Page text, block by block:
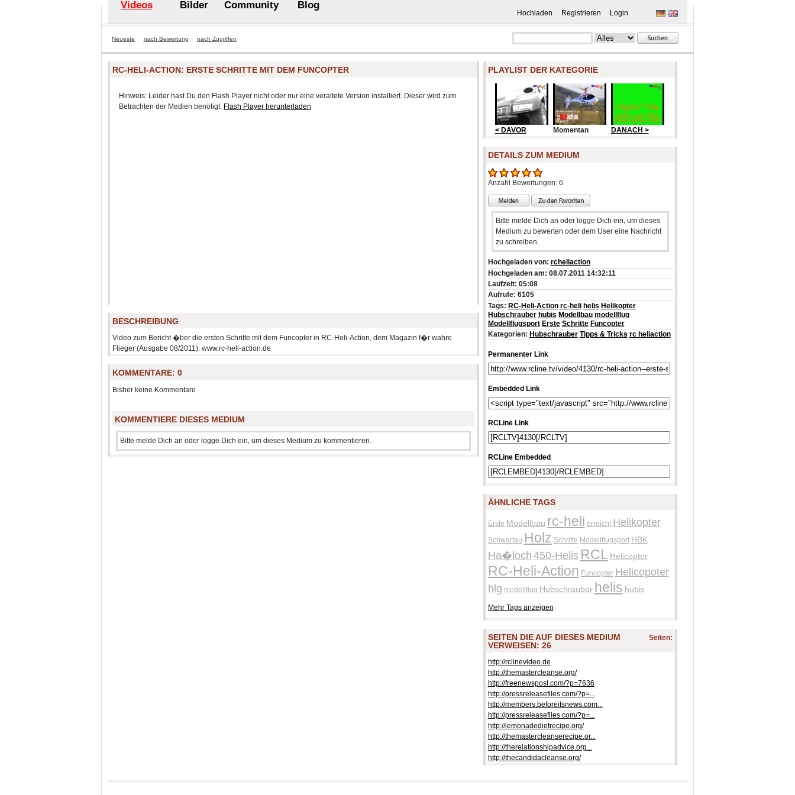
Hochladen Registrieren Login
Videos Bilder Community Blog
Neueste nach Bewertung nach Zugriffen
RC-HELI-ACTION: ERSTE SCHRITTE MIT DEM FUNCOPTER
Hinweis: Leider hast Du den Flash Player nicht oder nur eine veraltete Version installiert. Dieser wird zum
Betrachten der Medien benötigt. Flash Player herunterladen
BESCHREIBUNG
Video zum Bericht �ber die ersten Schritte mit dem Funcopter in RC-Heli-Action, dem Magazin f�r wahre
Flieger (Ausgabe 08/2011). www.rc-heli-action.de
KOMMENTARE:0
Bisher keine Kommentare
KOMMENTIERE DIESES MEDIUM
Bitte melde Dich an oder logge Dich ein, um dieses Medium zu kommentieren.
PLAYLIST DER KATEGORIE
< DAVOR Momentan DANACH >
DETAILS ZUM MEDIUM
Anzahl Bewertungen: 6
Bitte melde Dich an oder logge Dich ein, um dieses
Medium zu bewerten oder dem User eine Nachricht
zu schreiben.
Hochgeladen von: rcheliaction
Hochgeladen am: 08.07.2011 14:32:11
Laufzeit: 05:08
Aufrufe: 6105
Tags: RC-Heli-Action rc-heli helis Helikopter
Hubschrauber hubis Modellbau modellflug
Modellflugsport Erste Schritte Funcopter
Kategorien: Hubschrauber Tipps & Tricks rc heliaction
Permanenter Link
Embedded Link
RCLine Link
RCLine Embedded
ÄHNLICHE TAGS
Erste Modellbau rc-heli erreicht Helikopter
Schwartau Holz Schritte Modellflugsport HBK
Ha�loch 450-Helis RCL Helicopter
RC-Heli-Action Funcopter Helicopoter
hlg modellflug Hubschrauber helis hubis
Mehr Tags anzeigen
Seiten:
SEITEN DIE AUF DIESES MEDIUM
VERWEISEN: 26
http://rclinevideo.de
http://themastercleanse.org/
http://freenewspost.com/?p=7636
http://pressreleasefiles.com/?p=...
http://members.beforeitsnews.com...
http://pressreleasefiles.com/?p=...
http://lemonadedietrecipe.org/
http://themastercleanserecipe.or...
http://therelationshipadvice.org...
http://thecandidacleanse.org/